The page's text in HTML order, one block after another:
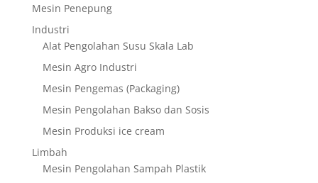
Mesin Penepung
Industri
Alat Pengolahan Susu Skala Lab
Mesin Agro Industri
Mesin Pengemas (Packaging)
Mesin Pengolahan Bakso dan Sosis
Mesin Produksi ice cream
Limbah
Mesin Pengolahan Sampah Plastik